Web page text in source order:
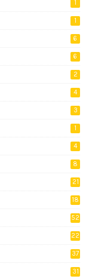
1
1
6
6
2
4
3
1
4
8
21
18
52
22
37
31